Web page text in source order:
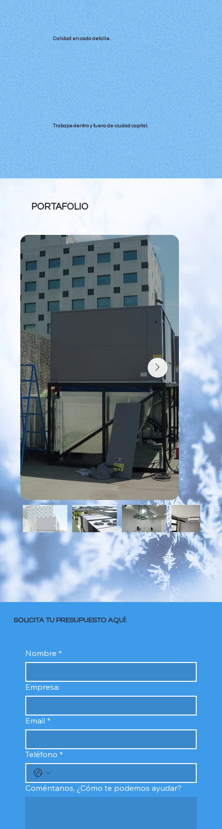
PORTAFOLIO
SOLICITA TU PRESUPUESTO AQUÍ:
Nombre *
Empresa:
Email *
Teléfono *
Coméntanos, ¿Cómo te podemos ayudar?
Calidad en cada detalle.
Trabajos dentro y fuera de ciudad capital.